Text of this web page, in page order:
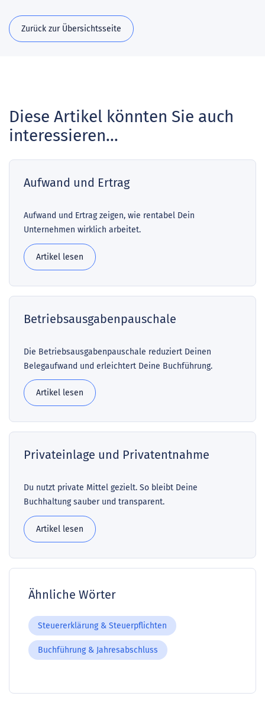
Zurück zur Übersichtsseite
Diese Artikel könnten Sie auch
interessieren...
Aufwand und Ertrag
Aufwand und Ertrag zeigen, wie rentabel Dein
Unternehmen wirklich arbeitet.
Artikel lesen
Betriebsausgabenpauschale
Die Betriebsausgabenpauschale reduziert Deinen
Belegaufwand und erleichtert Deine Buchführung.
Artikel lesen
Privateinlage und Privatentnahme
Du nutzt private Mittel gezielt. So bleibt Deine
Buchhaltung sauber und transparent.
Artikel lesen
Ähnliche Wörter
Steuererklärung & Steuerpflichten
Buchführung & Jahresabschluss